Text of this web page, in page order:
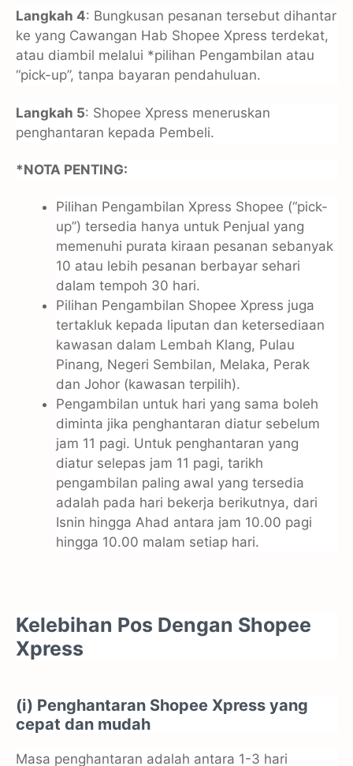
Langkah 4: Bungkusan pesanan tersebut dihantar
ke yang Cawangan Hab Shopee Xpress terdekat,
atau diambil melalui *pilihan Pengambilan atau
“pick-up”, tanpa bayaran pendahuluan.
Langkah 5: Shopee Xpress meneruskan
penghantaran kepada Pembeli.
*NOTA PENTING:
Pilihan Pengambilan Xpress Shopee (“pick-
up”) tersedia hanya untuk Penjual yang
memenuhi purata kiraan pesanan sebanyak
10 atau lebih pesanan berbayar sehari
dalam tempoh 30 hari.
Pilihan Pengambilan Shopee Xpress juga
tertakluk kepada liputan dan ketersediaan
kawasan dalam Lembah Klang, Pulau
Pinang, Negeri Sembilan, Melaka, Perak
dan Johor (kawasan terpilih).
Pengambilan untuk hari yang sama boleh
diminta jika penghantaran diatur sebelum
jam 11 pagi. Untuk penghantaran yang
diatur selepas jam 11 pagi, tarikh
pengambilan paling awal yang tersedia
adalah pada hari bekerja berikutnya, dari
Isnin hingga Ahad antara jam 10.00 pagi
hingga 10.00 malam setiap hari.
Kelebihan Pos Dengan Shopee
Xpress
(i) Penghantaran Shopee Xpress yang
cepat dan mudah
Masa penghantaran adalah antara 1-3 hari